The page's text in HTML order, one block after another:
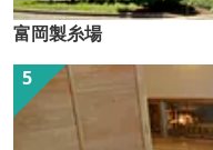
富岡製糸場